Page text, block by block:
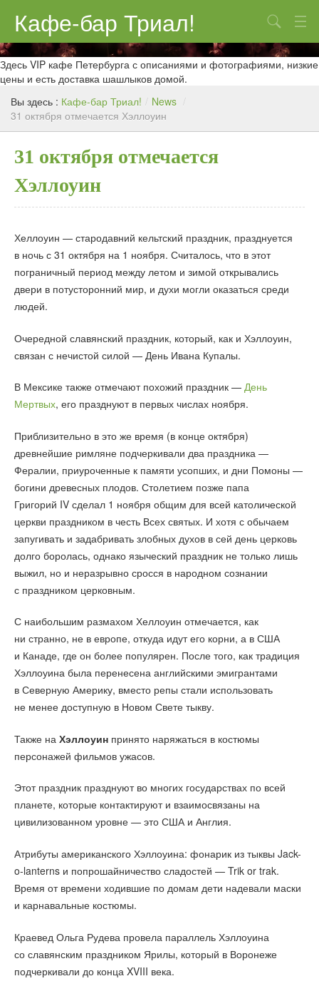
Кафе-бар Триал!
О нас
Меню
Контакты
Поиск
Здесь VIP кафе Петербурга с описаниями и фотографиями, низкие
цены и есть доставка шашлыков домой.
Вы здесь : Кафе-бар Триал! / News /
31 октября отмечается Хэллоуин
31 октября отмечается
Хэллоуин
Хеллоуин — стародавний кельтский праздник, празднуется
в ночь с 31 октября на 1 ноября. Считалось, что в этот
пограничный период между летом и зимой открывались
двери в потусторонний мир, и духи могли оказаться среди
людей.
Очередной славянский праздник, который, как и Хэллоуин,
связан с нечистой силой — День Ивана Купалы.
В Мексике также отмечают похожий праздник — День
Мертвых, его празднуют в первых числах ноября.
Приблизительно в это же время (в конце октября)
древнейшие римляне подчеркивали два праздника —
Фералии, приуроченные к памяти усопших, и дни Помоны —
богини древесных плодов. Столетием позже папа
Григорий IV сделал 1 ноября общим для всей католической
церкви праздником в честь Всех святых. И хотя с обычаем
запугивать и задабривать злобных духов в сей день церковь
долго боролась, однако языческий праздник не только лишь
выжил, но и неразрывно сросся в народном сознании
с праздником церковным.
С наибольшим размахом Хеллоуин отмечается, как
ни странно, не в европе, откуда идут его корни, а в США
и Канаде, где он более популярен. После того, как традиция
Хэллоуина была перенесена английскими эмигрантами
в Северную Америку, вместо репы стали использовать
не менее доступную в Новом Свете тыкву.
Также на Хэллоуин принято наряжаться в костюмы
персонажей фильмов ужасов.
Этот праздник празднуют во многих государствах по всей
планете, которые контактируют и взаимосвязаны на
цивилизованном уровне — это США и Англия.
Атрибуты американского Хэллоуина: фонарик из тыквы Jack-
o-lanterns и попрошайничество сладостей — Trik or trak.
Время от времени ходившие по домам дети надевали маски
и карнавальные костюмы.
Краевед Ольга Рудева провела параллель Хэллоуина
со славянским праздником Ярилы, который в Воронеже
подчеркивали до конца XVIII века.